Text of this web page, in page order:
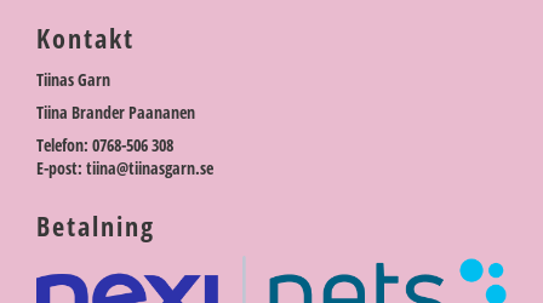
Kontakt
Tiinas Garn
Tiina Brander Paananen
Telefon: 0768-506 308
E-post: tiina@tiinasgarn.se
Betalning